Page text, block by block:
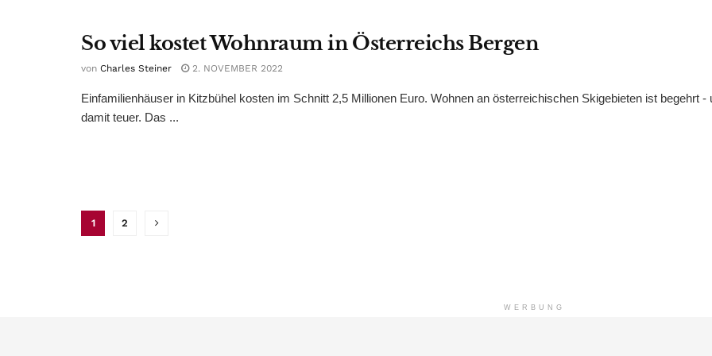
So viel kostet Wohnraum in Österreichs Bergen
von Charles Steiner 2. NOVEMBER 2022
Einfamilienhäuser in Kitzbühel kosten im Schnitt 2,5 Millionen Euro. Wohnen an österreichischen Skigebieten ist begehrt -
damit teuer. Das ...
1 2
WERBUNG